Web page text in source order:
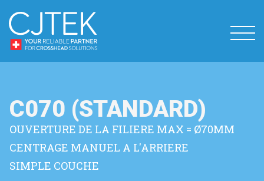
C070 (STANDARD)
OUVERTURE DE LA FILIERE MAX = Ø70MM
CENTRAGE MANUEL A L'ARRIERE
SIMPLE COUCHE